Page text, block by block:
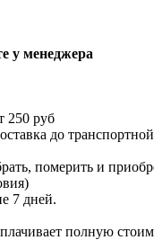
у менеджера
250 руб
до
померить и
7 дней.
полную